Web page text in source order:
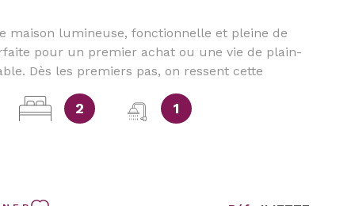
maison lumineuse, fonctionnelle et pleine de
pour un premier achat ou une vie de plain-
Dès les premiers pas, on ressent cette
que seules les maisons de plain-pied
lumière traverse le salon‑séjour et glisse
terrasse à l’autre, comme pour inviter à
2 1